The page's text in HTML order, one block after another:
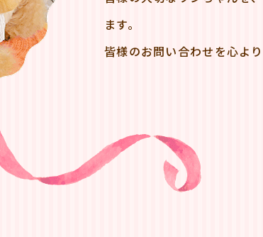
ます。
皆様のお問い合わせを心よ